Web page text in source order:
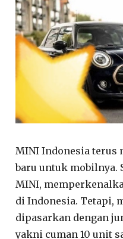
MINI Indonesia terus
baru untuk mobilnya.
MINI,
di Indonesia. Tetapi,
dipasarkan dengan
yakni cuman 10 unit